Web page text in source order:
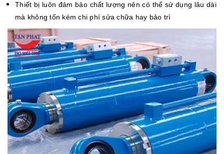
Thiết bị luôn đảm bảo chất lượng nên có thể sử dụng lâu dài
mà không tốn kém chi phí sửa chữa hay bảo trì